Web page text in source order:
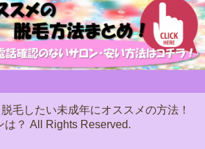
毛したい未成年にオススメの方法！
は？ All Rights Reserved.